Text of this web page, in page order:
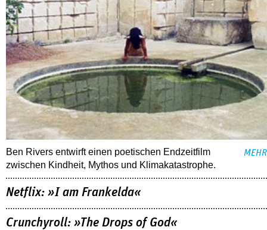
Ben Rivers entwirft einen poetischen Endzeitfilm
zwischen Kindheit, Mythos und Klimakatastrophe.
MEHR
Netflix: »I am Frankelda«
Crunchyroll: »The Drops of God«